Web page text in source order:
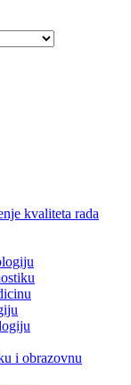
kvaliteta rada
i obrazovnu